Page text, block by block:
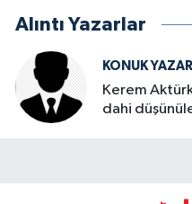
Alıntı Yazarlar
KONUK YAZAR
Kerem
dahi